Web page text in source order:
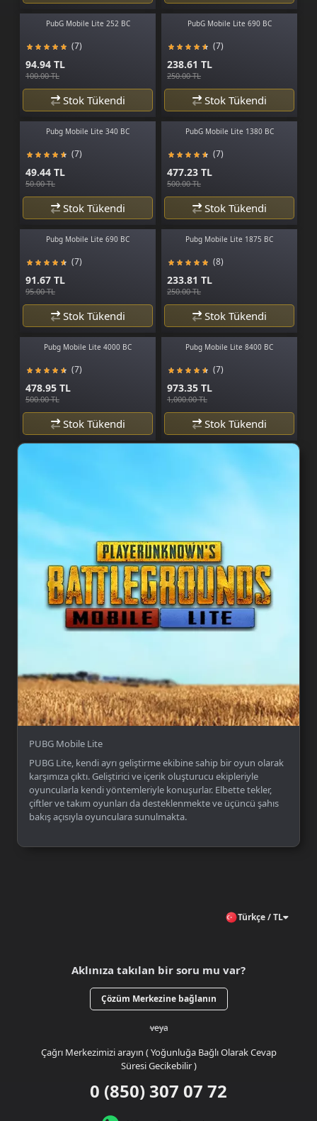
PubG Mobile Lite 252 BC
(7)
94.94 TL
100.00 TL
Stok Tükendi
PubG Mobile Lite 690 BC
(7)
238.61 TL
250.00 TL
Stok Tükendi
Pubg Mobile Lite 340 BC
(7)
49.44 TL
50.00 TL
Stok Tükendi
PubG Mobile Lite 1380 BC
(7)
477.23 TL
500.00 TL
Stok Tükendi
Pubg Mobile Lite 690 BC
(7)
91.67 TL
95.00 TL
Stok Tükendi
Pubg Mobile Lite 1875 BC
(8)
233.81 TL
250.00 TL
Stok Tükendi
Pubg Mobile Lite 4000 BC
(7)
478.95 TL
500.00 TL
Stok Tükendi
Pubg Mobile Lite 8400 BC
(7)
973.35 TL
1,000.00 TL
Stok Tükendi
PUBG Mobile Lite
PUBG Lite, kendi ayrı geliştirme ekibine sahip bir oyun olarak
karşımıza çıktı. Geliştirici ve içerik oluşturucu ekipleriyle
oyuncularla kendi yöntemleriyle konuşurlar. Elbette tekler,
çiftler ve takım oyunları da desteklenmekte ve üçüncü şahıs
bakış açısıyla oyunculara sunulmakta.
Türkçe / TL
Aklınıza takılan bir soru mu var?
Çözüm Merkezine bağlanın
veya
Çağrı Merkezimizi arayın ( Yoğunluğa Bağlı Olarak Cevap
Süresi Gecikebilir )
0 (850) 307 07 72